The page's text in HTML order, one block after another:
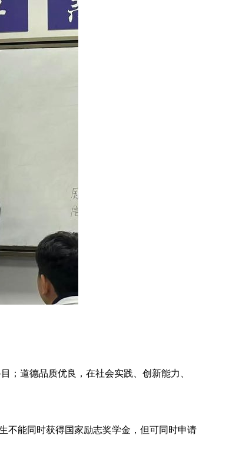
；道德品质优良，在社会实践、创新能力、
不能同时获得国家励志奖学金，但可同时申请